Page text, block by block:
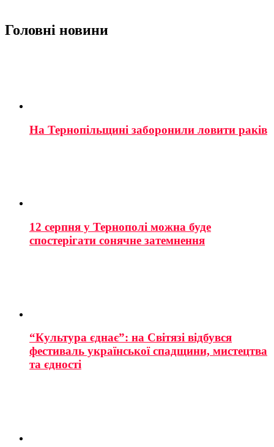
Головні новини
На Тернопільщині заборонили ловити раків
12 серпня у Тернополі можна буде
спостерігати сонячне затемнення
“Культура єднає”: на Світязі відбувся
фестиваль української спадщини, мистецтва
та єдності